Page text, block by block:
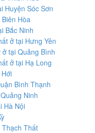
Huyện Sóc Sơn
Hòa
Bắc Ninh
ở tại Hưng Yên
tại Quảng Bình
ở tại Hạ Long
Bình Thạnh
Ninh
Hà Nội
Thạch Thất